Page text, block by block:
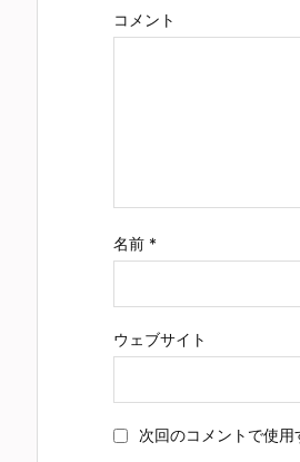
コメント
名前 *
ウェブサイト
次回のコメントで使用